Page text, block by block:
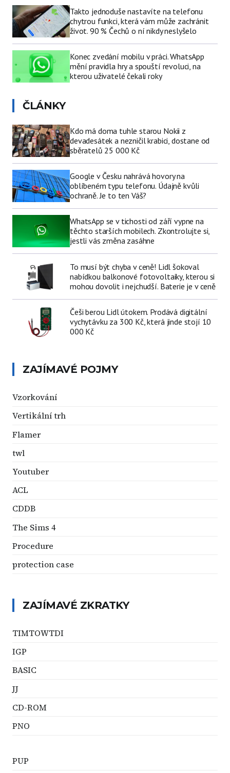
Takto jednoduše nastavíte na telefonu
chytrou funkci, která vám může zachránit
život. 90 % Čechů o ní nikdy neslyšelo
Konec zvedání mobilu v práci. WhatsApp
mění pravidla hry a spouští revoluci, na
kterou uživatelé čekali roky
ČLÁNKY
Kdo má doma tuhle starou Nokii z
devadesátek a nezničil krabici, dostane od
sběratelů 25 000 Kč
Google v Česku nahrává hovory na
oblíbeném typu telefonu. Údajně kvůli
ochraně. Je to ten Váš?
WhatsApp se v tichosti od září vypne na
těchto starších mobilech. Zkontrolujte si,
jestli vás změna zasáhne
To musí být chyba v ceně! Lidl šokoval
nabídkou balkonové fotovoltaiky, kterou si
mohou dovolit i nejchudší. Baterie je v ceně
Češi berou Lidl útokem. Prodává digitální
vychytávku za 300 Kč, která jinde stojí 10
000 Kč
ZAJÍMAVÉ POJMY
Vzorkování
Vertikální trh
Flamer
twl
Youtuber
ACL
CDDB
The Sims 4
Procedure
protection case
ZAJÍMAVÉ ZKRATKY
TIMTOWTDI
IGP
BASIC
JJ
CD-ROM
PNO
PUP